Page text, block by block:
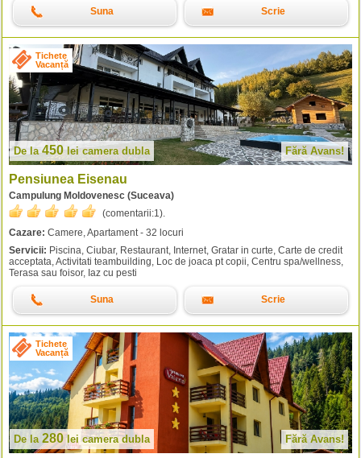
Suna Scrie
Tichete
Vacanță
De la450leicamera dubla Fără Avans!
Pensiunea Eisenau
Campulung Moldovenesc (Suceava)
(comentarii:1).
Cazare: Camere, Apartament - 32 locuri
Servicii: Piscina, Ciubar, Restaurant, Internet, Gratar in curte, Carte de credit
acceptata, Activitati teambuilding, Loc de joaca pt copii, Centru spa/wellness,
Terasa sau foisor, Iaz cu pesti
Suna Scrie
Tichete
Vacanță
De la 280 leicamera dubla Fără Avans!